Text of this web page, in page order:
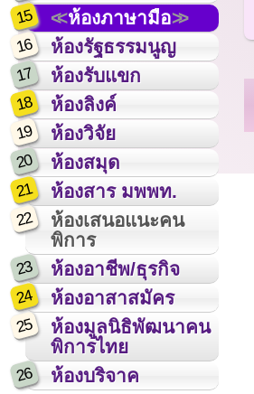
15 ห้องภาษามือ
16 ห้องรัฐธรรมนูญ
17 ห้องรับแขก
18 ห้องลิงค์
19 ห้องวิจัย
20 ห้องสมุด
21 ห้องสาร มพพท.
22
ห้องเสนอแนะคน
พิการ
23 ห้องอาชีพ/ธุรกิจ
24 ห้องอาสาสมัคร
25
ห้องมูลนิธิพัฒนาคน
พิการไทย
26 ห้องบริจาค